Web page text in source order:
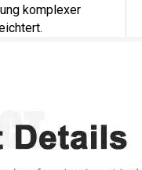
komplexer